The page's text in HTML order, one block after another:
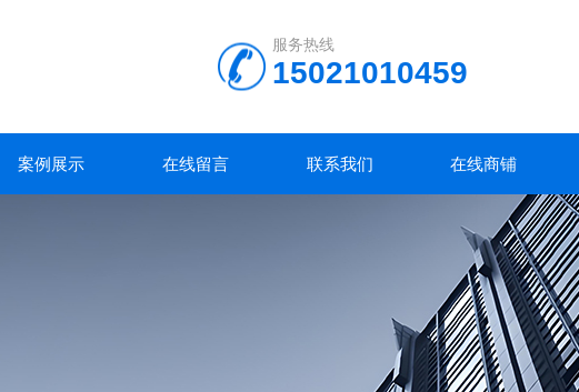
服务热线
15021010459
案例展示 在线留言 联系我们 在线商铺